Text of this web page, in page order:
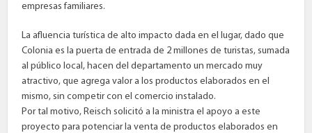
empresas familiares.
La afluencia turística de alto impacto dada en el lugar, dado que
Colonia es la puerta de entrada de 2 millones de turistas, sumada
al público local, hacen del departamento un mercado muy
atractivo, que agrega valor a los productos elaborados en el
mismo, sin competir con el comercio instalado.
Por tal motivo, Reisch solicitó a la ministra el apoyo a este
proyecto para potenciar la venta de productos elaborados en